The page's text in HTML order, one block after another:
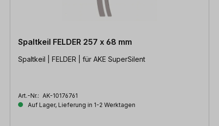
Spaltkeil FELDER 257 x 68 mm
Spaltkeil | FELDER | für AKE SuperSilent
Art.-Nr.: AK-10176761
Auf Lager, Lieferung in 1-2 Werktagen